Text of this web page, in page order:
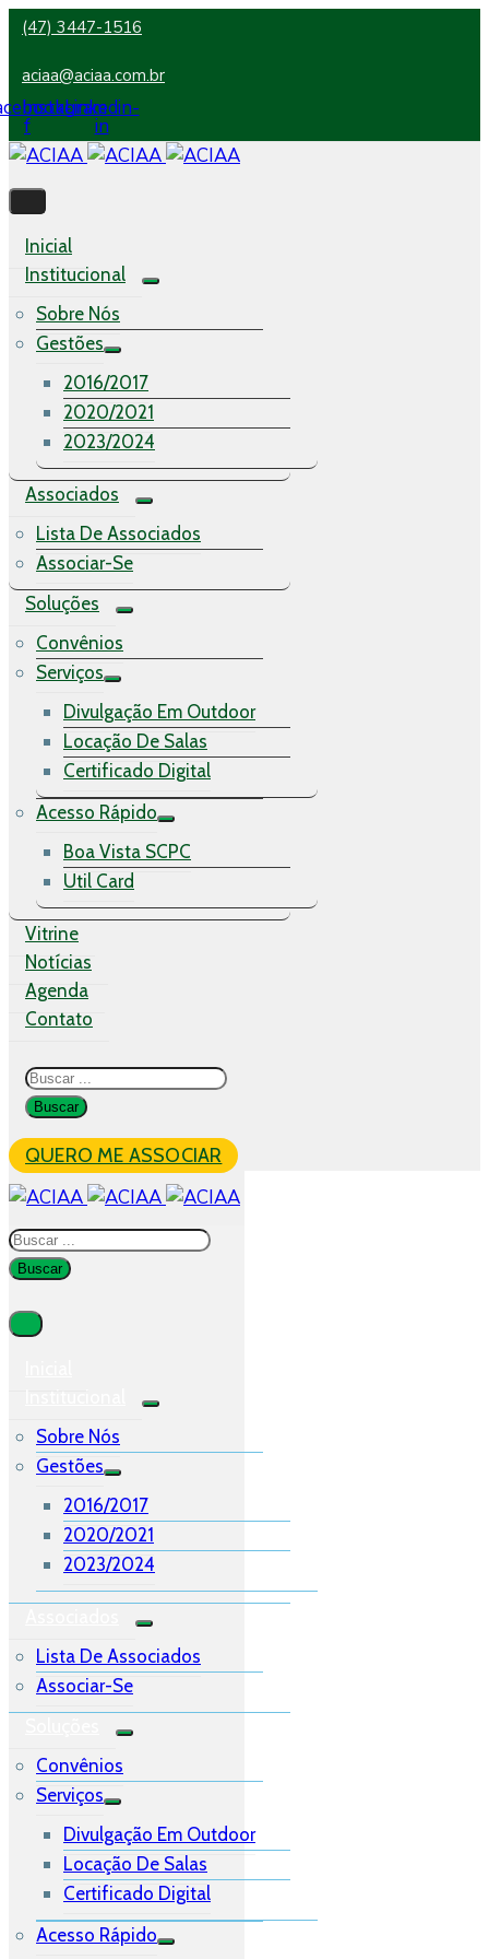
(47) 3447-1516
aciaa@aciaa.com.br
f
Instagram
Linkedin-
in
Inicial
Institucional
Sobre Nós
Gestões
2016/2017
2020/2021
2023/2024
Associados
Lista De Associados
Associar-Se
Soluções
Convênios
Serviços
Divulgação Em Outdoor
Locação De Salas
Certificado Digital
Acesso Rápido
Boa Vista SCPC
Util Card
Vitrine
Notícias
Agenda
Contato
QUERO ME ASSOCIAR
Sobre Nós
Gestões
2016/2017
2020/2021
2023/2024
Lista De Associados
Associar-Se
Convênios
Serviços
Divulgação Em Outdoor
Locação De Salas
Certificado Digital
Acesso Rápido